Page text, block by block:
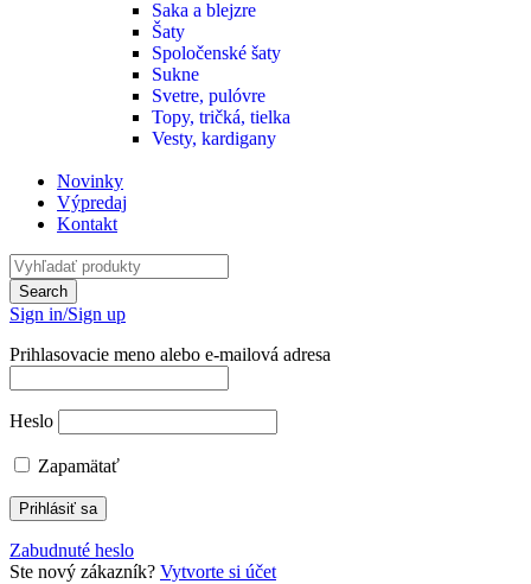
Saka a blejzre
Šaty
Spoločenské šaty
Sukne
Svetre, pulóvre
Topy, tričká, tielka
Vesty, kardigany
Novinky
Výpredaj
Kontakt
Sign in/Sign up
Prihlasovacie meno alebo e-mailová adresa
Heslo
Zapamätať
Zabudnuté heslo
Ste nový zákazník? Vytvorte si účet